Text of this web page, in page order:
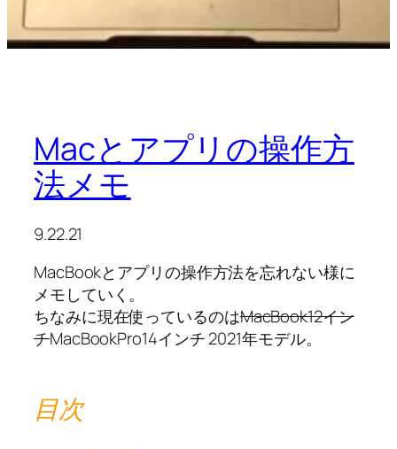
Macとアプリの操作方
法メモ
9.22.21
MacBookとアプリの操作方法を忘れない様に
メモしていく。
ちなみに現在使っているのはMacBook12イン
チMacBookPro14インチ 2021年モデル。
目次